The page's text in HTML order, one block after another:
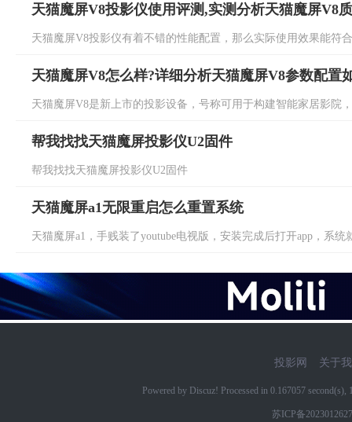
天猫魔屏V8投影仪使用评测,实测分析天猫魔屏V8
天猫魔屏V8投影仪有着不错的性能配置，那么实际使用效果能符
天猫魔屏V8怎么样?详细分析天猫魔屏V8参数配置
天猫魔屏V8是新上市的投影设备，号称可用于构建智能家居影院
帮我找找天猫魔屏投影仪U2固件
帮我找找天猫魔屏投影仪U2固件
天猫魔屏a1无限重启怎么重置系统
天猫魔屏a1，手贱装了youtube电视版，安装完成后打开app，系
投影网 关于
Powered by Discuz! Processed in 0.167057
苏ICP备